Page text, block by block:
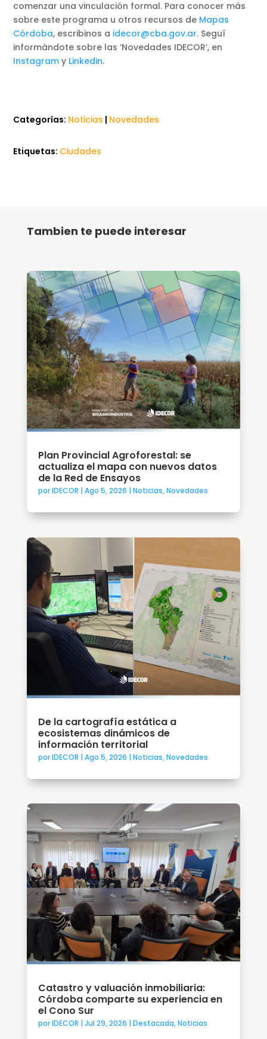
comenzar una vinculación formal. Para conocer más
sobre este programa u otros recursos de Mapas
Córdoba, escribinos a idecor@cba.gov.ar. Seguí
informándote sobre las ‘Novedades IDECOR’, en
Instagram y Linkedin.
Categorías: Noticias | Novedades
Etiquetas: Ciudades
Tambien te puede interesar
Plan Provincial Agroforestal: se
actualiza el mapa con nuevos datos
de la Red de Ensayos
porIDECOR | Ago 5, 2026 | Noticias,Novedades
De la cartografía estática a
ecosistemas dinámicos de
información territorial
porIDECOR | Ago 5, 2026 | Noticias,Novedades
Catastro y valuación inmobiliaria:
Córdoba comparte su experiencia en
el Cono Sur
porIDECOR | Jul 29, 2026 | Destacada,Noticias